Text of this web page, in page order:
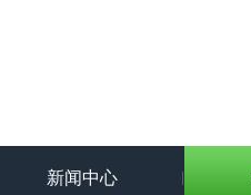
新闻中心